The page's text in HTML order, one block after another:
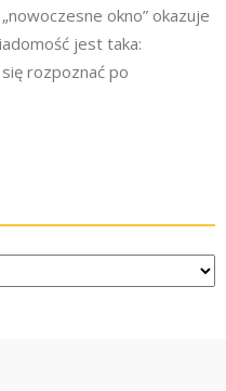
okno” okazuje
jest taka:
rozpoznać po